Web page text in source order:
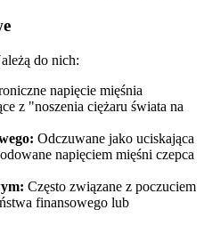
do nich:
napięcie mięśnia
z "noszenia ciężaru świata na
Odczuwane jako uciskająca
napięciem mięśni czepca
Często związane z poczuciem
finansowego lub